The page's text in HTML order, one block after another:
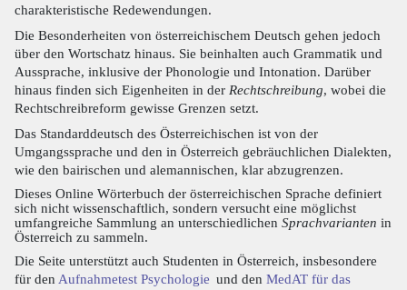
charakteristische Redewendungen.
Die Besonderheiten von österreichischem Deutsch gehen jedoch
über den Wortschatz hinaus. Sie beinhalten auch Grammatik und
Aussprache, inklusive der Phonologie und Intonation. Darüber
hinaus finden sich Eigenheiten in der Rechtschreibung, wobei die
Rechtschreibreform gewisse Grenzen setzt.
Das Standarddeutsch des Österreichischen ist von der
Umgangssprache und den in Österreich gebräuchlichen Dialekten,
wie den bairischen und alemannischen, klar abzugrenzen.
Dieses Online Wörterbuch der österreichischen Sprache definiert
sich nicht wissenschaftlich, sondern versucht eine möglichst
umfangreiche Sammlung an unterschiedlichen Sprachvarianten in
Österreich zu sammeln.
Die Seite unterstützt auch Studenten in Österreich, insbesondere
für den Aufnahmetest Psychologie und den MedAT für das